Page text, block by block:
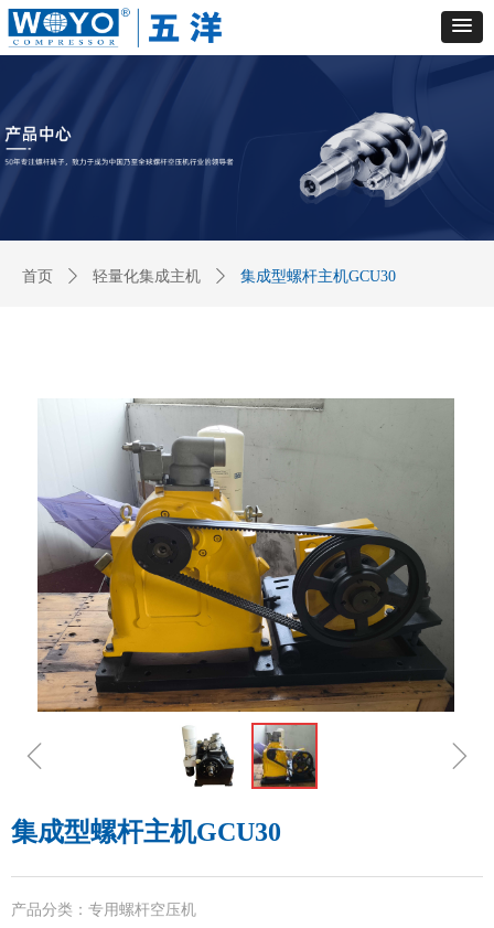
首页 ꄲ 轻量化集成主机 ꄲ 集成型螺杆主机GCU30
ꁆ ꁇ
集成型螺杆主机GCU30
产品分类：专用螺杆空压机